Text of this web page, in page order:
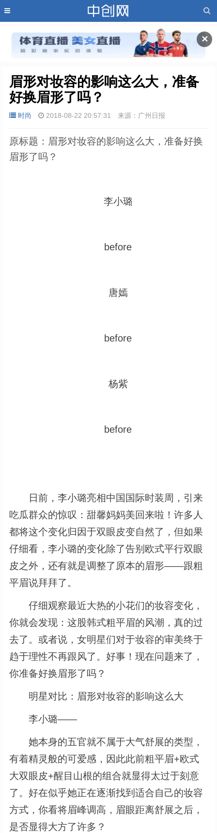
✕
眉形对妆容的影响这么大，准备
好换眉形了吗？
时尚 2018-08-22 20:57:31 来源：广州日报
原标题：眉形对妆容的影响这么大，准备好换
眉形了吗？
李小璐
before
唐嫣
before
杨紫
before
日前，李小璐亮相中国国际时装周，引来
吃瓜群众的惊叹：甜馨妈妈美回来啦！许多人
都将这个变化归因于双眼皮变自然了，但如果
仔细看，李小璐的变化除了告别欧式平行双眼
皮之外，还有就是调整了原本的眉形――跟粗
平眉说拜拜了。
仔细观察最近大热的小花们的妆容变化，
你就会发现：这股韩式粗平眉的风潮，真的过
去了。或者说，女明星们对于妆容的审美终于
趋于理性不再跟风了。好事！现在问题来了，
你准备好换眉形了吗？
明星对比：眉形对妆容的影响这么大
李小璐――
她本身的五官就不属于大气舒展的类型，
有着精灵般的可爱感，因此此前粗平眉+欧式
大双眼皮+醒目山根的组合就显得太过于刻意
了。好在似乎她正在逐渐找到适合自己的妆容
方式，你看将眉峰调高，眉眼距离舒展之后，
是否显得大方了许多？